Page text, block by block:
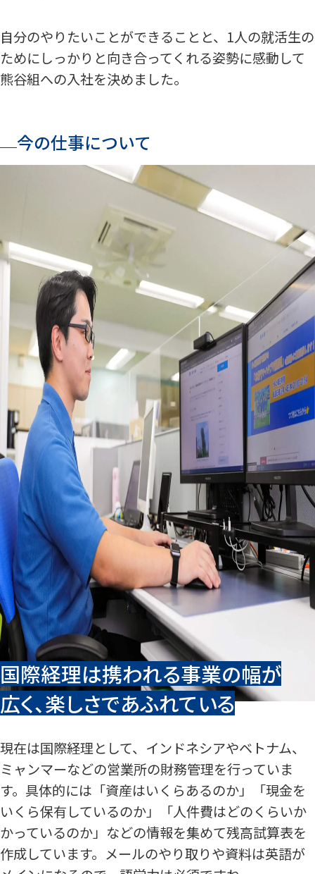
自分のやりたいことができることと、1人の就活生の
ためにしっかりと向き合ってくれる姿勢に感動して
熊谷組への入社を決めました。
今の仕事について
国際経理は携われる事業の幅が
広く、楽しさであふれている
現在は国際経理として、インドネシアやベトナム、
ミャンマーなどの営業所の財務管理を行っていま
す。具体的には「資産はいくらあるのか」「現金を
いくら保有しているのか」「人件費はどのくらいか
かっているのか」などの情報を集めて残高試算表を
作成しています。メールのやり取りや資料は英語が